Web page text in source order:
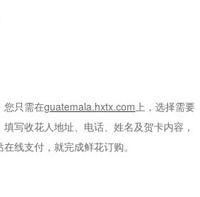
您只需在guatemala.hxtx.com上，选择需要
写收花人地址、电话、姓名及贺卡内容，
线支付，就完成鲜花订购。